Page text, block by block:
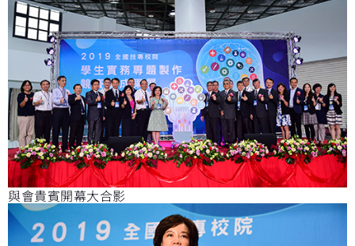
與會貴賓開幕大合影